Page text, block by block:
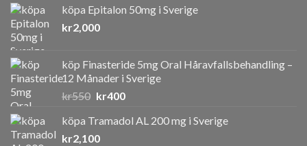
köpa Epitalon 50mg i Sverige
kr2,000
köp Finasteride 5mg Oral Håravfallsbehandling –
12 Månader i Sverige
kr550 Det
priset
var:
kr400Det
priset
köpa Tramadol AL 200 mg i Sverige
kr2,100